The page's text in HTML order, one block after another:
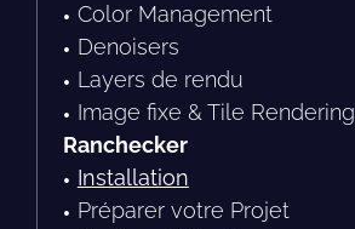
Color Management
Denoisers
Layers de rendu
Image fixe & Tile Rendering
Ranchecker
Installation
Préparer votre Projet